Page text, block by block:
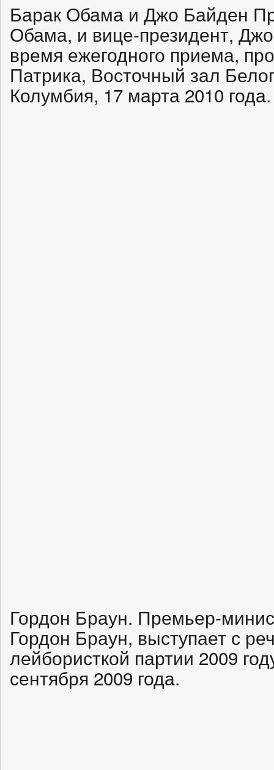
Барак Обама и Джо Байден
Обама, и вице-президент,
время ежегодного приема,
Патрика, Восточный зал
Колумбия, 17 марта 2010 года.
Гордон Браун. Премьер-
Гордон Браун, выступает с
лейбористкой партии 2009
сентября 2009 года.